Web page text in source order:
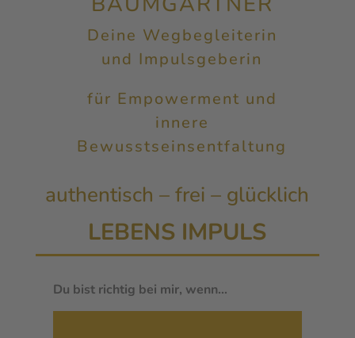
Deine Wegbegleiterin
und Impulsgeberin
für Empowerment und
innere
Bewusstseinsentfaltung
authentisch – frei – glücklich
LEBENS IMPULS
Du bist richtig bei mir, wenn…